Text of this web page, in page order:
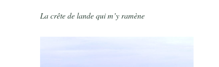
La crête de lande qui m’y ramène